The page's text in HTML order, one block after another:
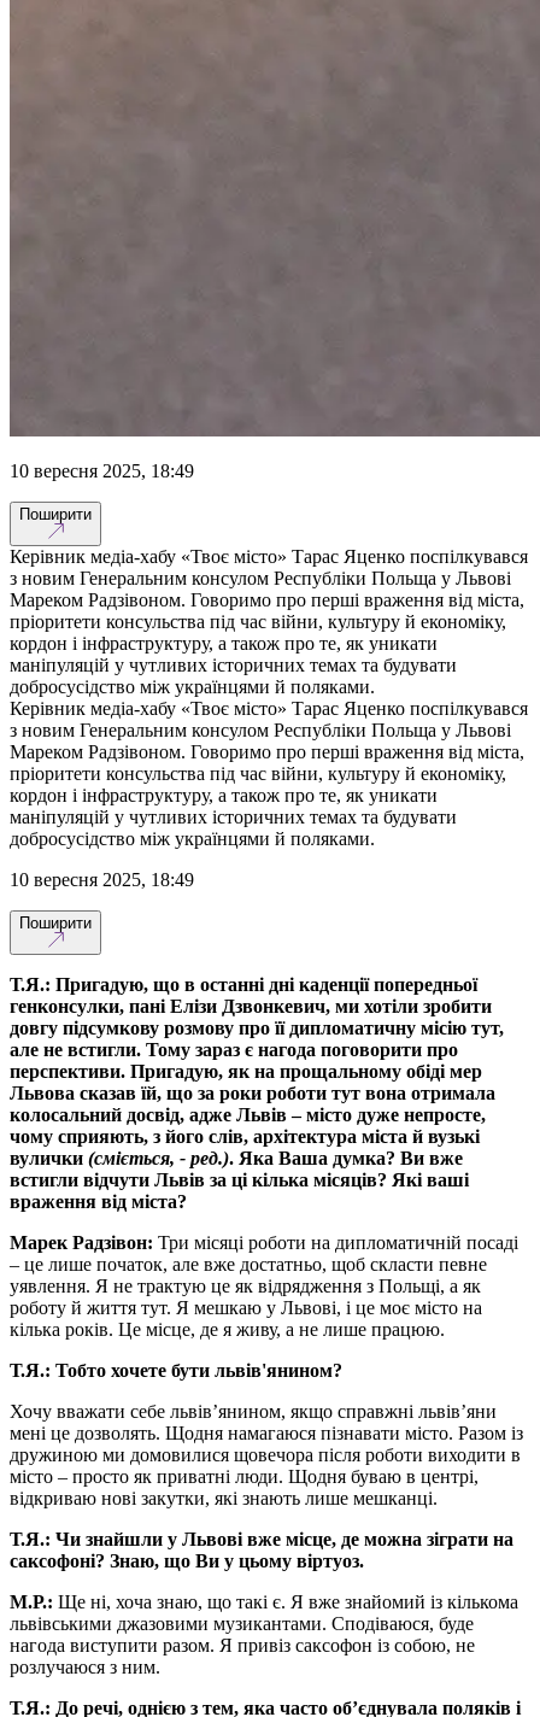
10 вересня 2025, 18:49
Поширити
Керівник медіа-хабу «Твоє місто» Тарас Яценко поспілкувався
з новим Генеральним консулом Республіки Польща у Львові
Мареком Радзівоном. Говоримо про перші враження від міста,
пріоритети консульства під час війни, культуру й економіку,
кордон і інфраструктуру, а також про те, як уникати
маніпуляцій у чутливих історичних темах та будувати
добросусідство між українцями й поляками.
Керівник медіа-хабу «Твоє місто» Тарас Яценко поспілкувався
з новим Генеральним консулом Республіки Польща у Львові
Мареком Радзівоном. Говоримо про перші враження від міста,
пріоритети консульства під час війни, культуру й економіку,
кордон і інфраструктуру, а також про те, як уникати
маніпуляцій у чутливих історичних темах та будувати
добросусідство між українцями й поляками.
10 вересня 2025, 18:49
Поширити
Т.Я.: Пригадую, що в останні дні каденції попередньої
генконсулки, пані Елізи Дзвонкевич, ми хотіли зробити
довгу підсумкову розмову про її дипломатичну місію тут,
але не встигли. Тому зараз є нагода поговорити про
перспективи. Пригадую, як на прощальному обіді мер
Львова сказав їй, що за роки роботи тут вона отримала
колосальний досвід, адже Львів – місто дуже непросте,
чому сприяють, з його слів, архітектура міста й вузькі
вулички (сміється, - ред.). Яка Ваша думка? Ви вже
встигли відчути Львів за ці кілька місяців? Які ваші
враження від міста?
Марек Радзівон: Три місяці роботи на дипломатичній посаді
– це лише початок, але вже достатньо, щоб скласти певне
уявлення. Я не трактую це як відрядження з Польщі, а як
роботу й життя тут. Я мешкаю у Львові, і це моє місто на
кілька років. Це місце, де я живу, а не лише працюю.
Т.Я.: Тобто хочете бути львів'янином?
Хочу вважати себе львів’янином, якщо справжні львів’яни
мені це дозволять. Щодня намагаюся пізнавати місто. Разом із
дружиною ми домовилися щовечора після роботи виходити в
місто – просто як приватні люди. Щодня буваю в центрі,
відкриваю нові закутки, які знають лише мешканці.
Т.Я.: Чи знайшли у Львові вже місце, де можна зіграти на
саксофоні? Знаю, що Ви у цьому віртуоз.
М.Р.: Ще ні, хоча знаю, що такі є. Я вже знайомий із кількома
львівськими джазовими музикантами. Сподіваюся, буде
нагода виступити разом. Я привіз саксофон із собою, не
розлучаюся з ним.
Т.Я.: До речі, однією з тем, яка часто об’єднувала поляків і